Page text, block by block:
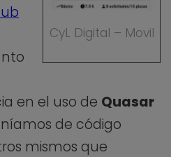
CyL Digital – Movil
en el uso de Quasar
de código
mismos que